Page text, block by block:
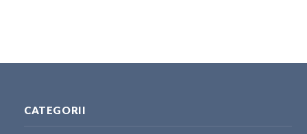
CATEGORII